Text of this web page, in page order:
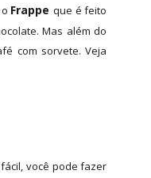
Frappeque é feito
Mas além do
com sorvete. Veja
você pode fazer